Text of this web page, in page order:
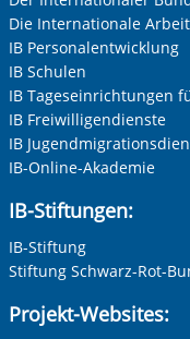
Frau
Herr
Neutrale
Unternehmen
Nachname,
Adresse (PLZ, Ort,
Die Internationale
IB Personalentwicklung
IB Schulen
IB Tageseinrichtungen
IB Freiwilligendienste
IB
IB-Online-Akademie
IB-Stiftungen:
IB-Stiftung
Stiftung Schwarz-Rot-
Projekt-Websites: